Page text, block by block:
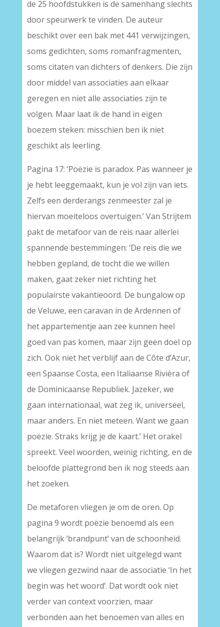
de 25 hoofdstukken is de samenhang slechts
door speurwerk te vinden. De auteur
beschikt over een bak met 441 verwijzingen,
soms gedichten, soms romanfragmenten,
soms citaten van dichters of denkers. Die zijn
door middel van associaties aan elkaar
geregen en niet alle associaties zijn te
volgen. Maar laat ik de hand in eigen
boezem steken: misschien ben ik niet
geschikt als leerling.
Pagina 17: ‘Poëzie is paradox. Pas wanneer je
je hebt leeggemaakt, kun je vol zijn van iets.
Zelfs een derderangs zenmeester zal je
hiervan moeiteloos overtuigen.’ Van Strijtem
pakt de metafoor van de reis naar allerlei
spannende bestemmingen: ‘De reis die we
hebben gepland, de tocht die we willen
maken, gaat zeker niet richting het
populairste vakantieoord. De bungalow op
de Veluwe, een caravan in de Ardennen of
het appartementje aan zee kunnen heel
goed van pas komen, maar zijn geen doel op
zich. Ook niet het verblijf aan de Côte d’Azur,
een Spaanse Costa, een Italiaanse Rivièra of
de Dominicaanse Republiek. Jazeker, we
gaan internationaal, wat zeg ik, universeel,
maar anders. En niet meteen. Want we gaan
poëzie. Straks krijg je de kaart.’ Het orakel
spreekt. Veel woorden, weinig richting, en de
beloofde plattegrond ben ik nog steeds aan
het zoeken.
De metaforen vliegen je om de oren. Op
pagina 9 wordt poëzie benoemd als een
belangrijk ‘brandpunt’ van de schoonheid.
Waarom dat is? Wordt niet uitgelegd want
we vliegen gezwind naar de associatie ‘In het
begin was het woord’. Dat wordt ook niet
verder van context voorzien, maar
verbonden aan het benoemen van alles en